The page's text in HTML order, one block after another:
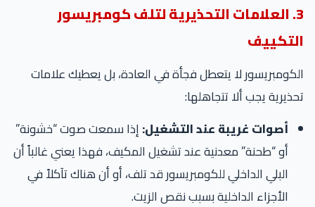
3. العلامات التحذيرية لتلف كومبريسور
التكييف
الكومبريسور لا يتعطل فجأة في العادة، بل يعطيك علامات
تحذيرية يجب ألا تتجاهلها:
أصوات غريبة عند التشغيل:إذا سمعت صوت “خشونة”
أو “طحنة” معدنية عند تشغيل المكيف، فهذا يعني غالباً أن
البلي الداخلي للكومبريسور قد تلف، أو أن هناك تآكلاً في
الأجزاء الداخلية بسبب نقص الزيت.